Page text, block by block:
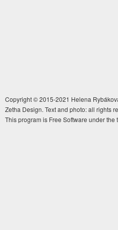
Copyright © 2015-2021 Helena
Zetha Design. Text and photo: all rights
This program is Free Software under the